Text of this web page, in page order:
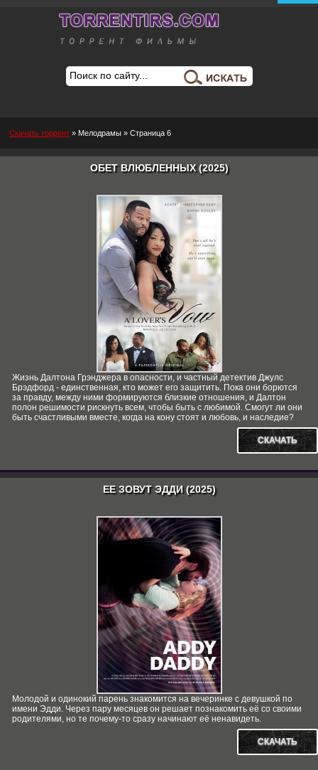
Скачать торрент » Мелодрамы » Страница 6
ОБЕТ ВЛЮБЛЕННЫХ (2025)
Жизнь Далтона Грэнджера в опасности, и частный детектив Джулс
Брэдфорд - единственная, кто может его защитить. Пока они борются
за правду, между ними формируются близкие отношения, и Далтон
полон решимости рискнуть всем, чтобы быть с любимой. Смогут ли они
быть счастливыми вместе, когда на кону стоят и любовь, и наследие?
СКАЧАТЬ
ЕЕ ЗОВУТ ЭДДИ (2025)
Молодой и одинокий парень знакомится на вечеринке с девушкой по
имени Эдди. Через пару месяцев он решает познакомить её со своими
родителями, но те почему-то сразу начинают её ненавидеть.
СКАЧАТЬ